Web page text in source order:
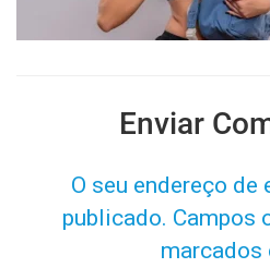
Enviar
O seu endereço de
publicado. Campos
marcados